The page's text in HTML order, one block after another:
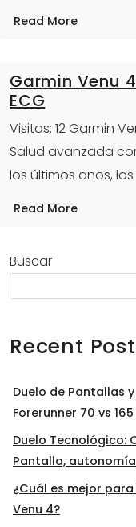
Read More
Garmin Venu
ECG
Visitas: 12 Garmin
Salud avanzada
los últimos años,
Read More
Buscar
Recent
Duelo de Pantallas
Forerunner 70 vs
Duelo Tecnológico:
Pantalla,
¿Cuál es mejor
Venu 4?